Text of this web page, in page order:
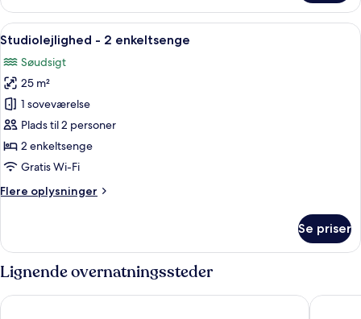
-
dobbeltseng
Indlæs
alle
billeder
af
Studiolejlighed
-
2
enkeltsenge
Et værelse med to senge, et lille
7
Studiolejlighed - 2 enkeltsenge
Søudsigt
25 m²
1 soveværelse
Plads til 2 personer
2 enkeltsenge
Gratis Wi-Fi
Flere oplysninger
Flere
-
2
enkeltsenge
Se priser
Lignende overnatningssteder
Hörgsland cottages